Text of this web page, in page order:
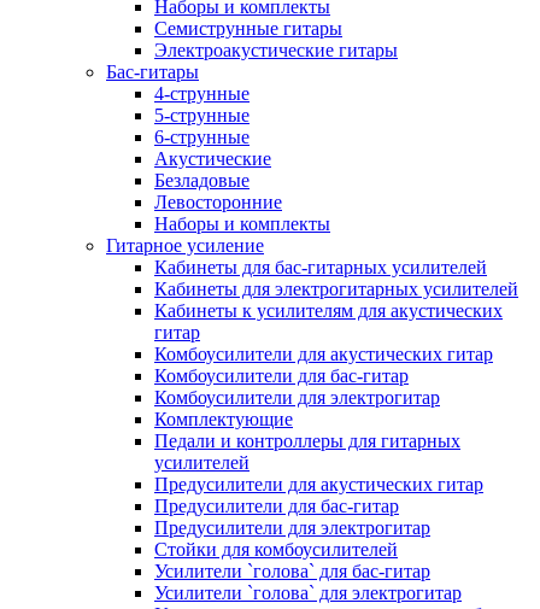
Наборы и комплекты
Семиструнные гитары
Электроакустические гитары
Бас-гитары
4-струнные
5-струнные
6-струнные
Акустические
Безладовые
Левосторонние
Наборы и комплекты
Гитарное усиление
Кабинеты для бас-гитарных усилителей
Кабинеты для электрогитарных усилителей
Кабинеты к усилителям для акустических
гитар
Комбоусилители для акустических гитар
Комбоусилители для бас-гитар
Комбоусилители для электрогитар
Комплектующие
Педали и контроллеры для гитарных
усилителей
Предусилители для акустических гитар
Предусилители для бас-гитар
Предусилители для электрогитар
Стойки для комбоусилителей
Усилители `голова` для бас-гитар
Усилители `голова` для электрогитар